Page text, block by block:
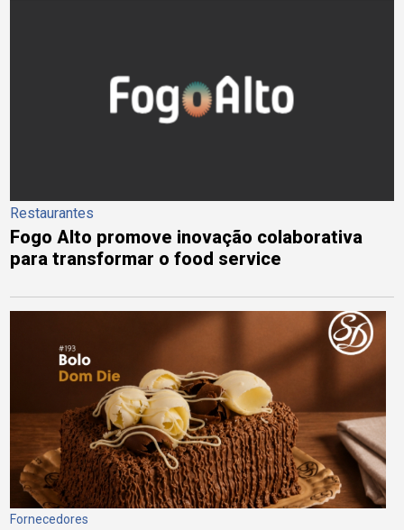
Restaurantes
Fogo Alto promove inovação colaborativa
para transformar o food service
Fornecedores